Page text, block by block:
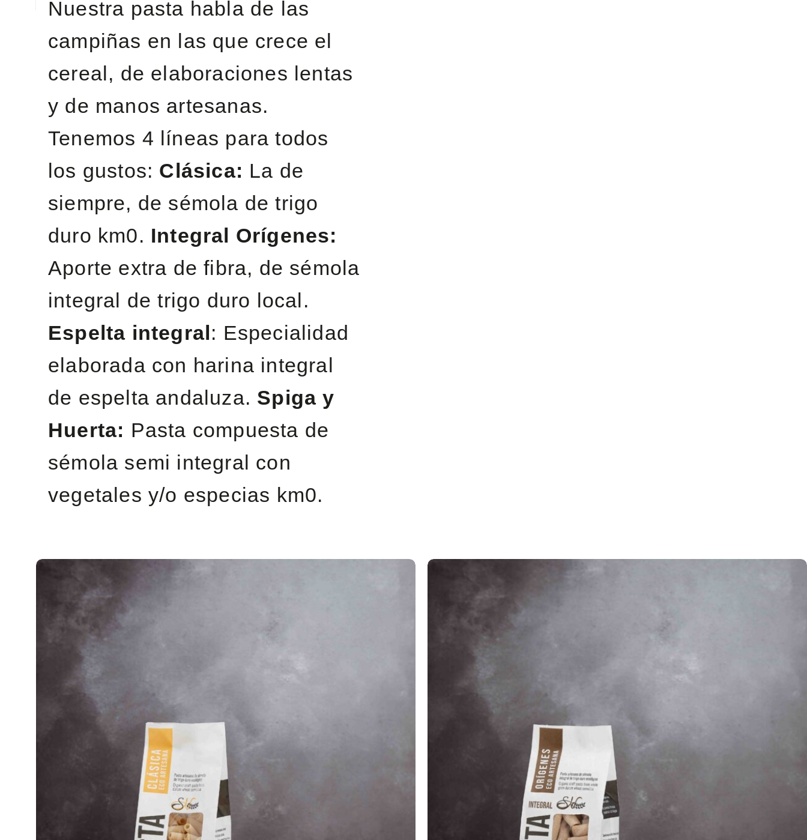
Nuestra pasta habla de las
campiñas en las que crece el
cereal, de elaboraciones lentas
y de manos artesanas.
Tenemos 4 líneas para todos
los gustos: Clásica: La de
siempre, de sémola de trigo
duro km0. Integral Orígenes:
Aporte extra de fibra, de sémola
integral de trigo duro local.
Espelta integral: Especialidad
elaborada con harina integral
de espelta andaluza. Spiga y
Huerta: Pasta compuesta de
sémola semi integral con
vegetales y/o especias km0.